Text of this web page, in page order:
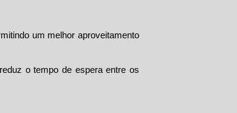
um melhor aproveitamento
o tempo de espera entre os